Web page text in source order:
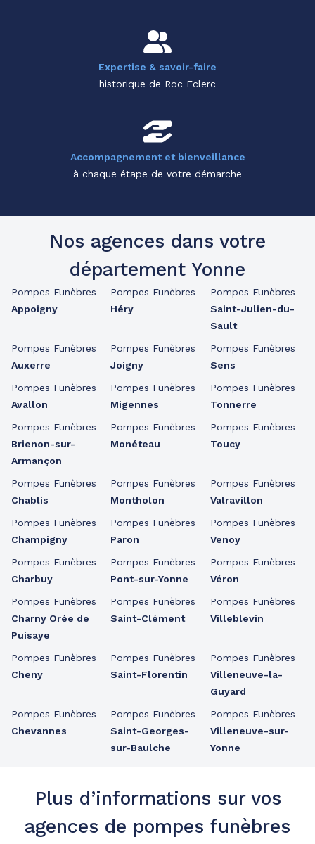
Expertise & savoir-faire
historique de Roc Eclerc
Accompagnement et bienveillance
à chaque étape de votre démarche
Nos agences dans votre
département Yonne
Pompes Funèbres
Appoigny
Pompes Funèbres
Auxerre
Pompes Funèbres
Avallon
Pompes Funèbres
Brienon-sur-
Armançon
Pompes Funèbres
Chablis
Pompes Funèbres
Champigny
Pompes Funèbres
Charbuy
Pompes Funèbres
Charny Orée de
Puisaye
Pompes Funèbres
Cheny
Pompes Funèbres
Chevannes
Pompes Funèbres
Héry
Pompes Funèbres
Joigny
Pompes Funèbres
Migennes
Pompes Funèbres
Monéteau
Pompes Funèbres
Montholon
Pompes Funèbres
Paron
Pompes Funèbres
Pont-sur-Yonne
Pompes Funèbres
Saint-Clément
Pompes Funèbres
Saint-Florentin
Pompes Funèbres
Saint-Georges-
sur-Baulche
Pompes Funèbres
Saint-Julien-du-
Sault
Pompes Funèbres
Sens
Pompes Funèbres
Tonnerre
Pompes Funèbres
Toucy
Pompes Funèbres
Valravillon
Pompes Funèbres
Venoy
Pompes Funèbres
Véron
Pompes Funèbres
Villeblevin
Pompes Funèbres
Villeneuve-la-
Guyard
Pompes Funèbres
Villeneuve-sur-
Yonne
Plus d’informations sur vos
agences de pompes funèbres